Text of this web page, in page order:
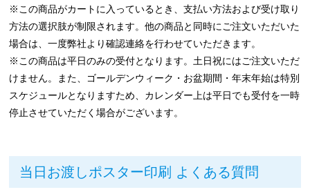
※この商品がカートに入っているとき、支払い方法および受け取り
方法の選択肢が制限されます。他の商品と同時にご注文いただいた
場合は、一度弊社より確認連絡を行わせていただきます。
※この商品は平日のみの受付となります。土日祝にはご注文いただ
けません。また、ゴールデンウィーク・お盆期間・年末年始は特別
スケジュールとなりますため、カレンダー上は平日でも受付を一時
停止させていただく場合がございます。
当日お渡しポスター印刷 よくある質問